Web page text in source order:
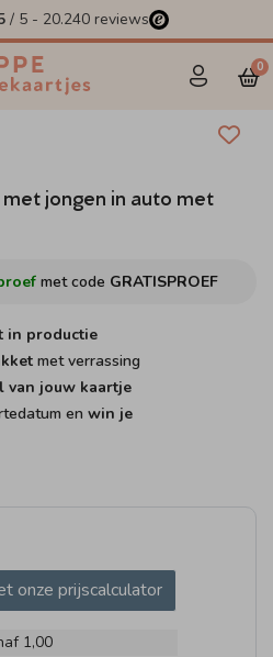
/ 5 - 20.240 reviews
0
jongen in auto met
met code GRATISPROEF
in productie
met verrassing
van jouw kaartje
en win je
onze prijscalculator
1,00